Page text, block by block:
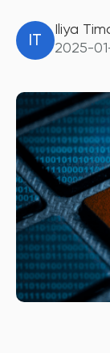
IT
Iliya
2025-